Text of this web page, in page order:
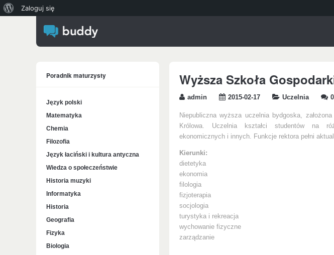
Wyższa Szkoła
admin 2015-02-17 Uczelnia 0
Niepubliczna wyższa uczelnia bydgoska,
Królowa. Uczelnia kształci studentów na
ekonomicznych i innych. Funkcje rektora pełni
Kierunki:
dietetyka
ekonomia
filologia
fizjoterapia
socjologia
turystyka i rekreacja
wychowanie fizyczne
zarządzanie
Poradnik maturzysty
Język polski
Matematyka
Chemia
Filozofia
Język łaciński i kultura antyczna
Wiedza o społeczeństwie
Historia muzyki
Informatyka
Historia
Geografia
Fizyka
Biologia
WordPressie
Zaloguj się